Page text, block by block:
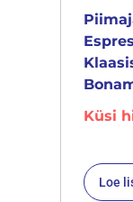
Küsi
Loe